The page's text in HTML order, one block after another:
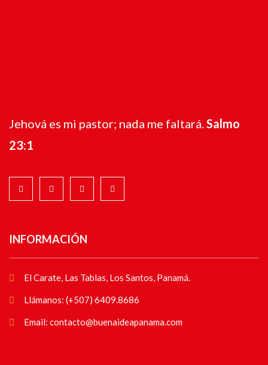
Jehová es mi pastor; nada me faltará.Salmo
23:1
INFORMACIÓN
El Carate, Las Tablas, Los Santos, Panamá.
Llámanos: (+507) 6409.8686
Email: contacto@buenaideapanama.com